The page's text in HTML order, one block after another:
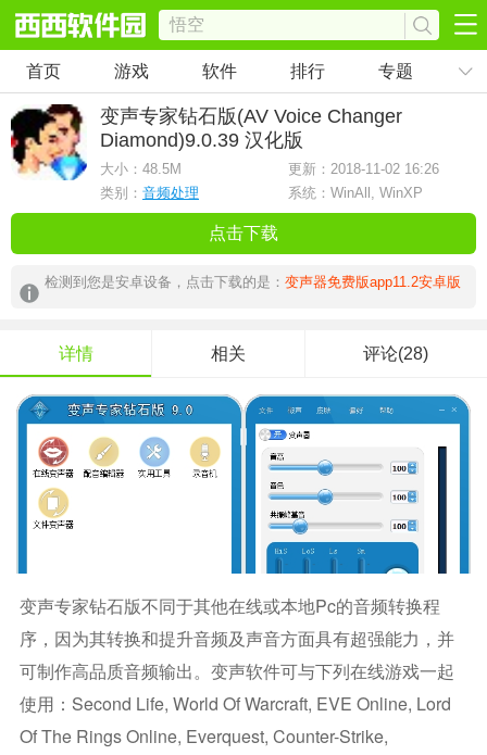
首页 游戏 软件 排行 专题
变声专家钻石版(AV Voice Changer
Diamond)9.0.39 汉化版
大小： 48.5M
更新：2018-11-02 16:26
类别： 音频处理 系统：WinAll, WinXP
点击下载
检测到您是安卓设备，点击下载的是： 变声器免费版app11.2安卓版
详情 相关 评论(28)
变声专家钻石版不同于其他在线或本地pc的音频转换程
序，因为其转换和提升音频及声音方面具有超强能力，并
可制作高品质音频输出。变声软件可与下列在线游戏一起
使用：Second Life, World Of Warcraft, EVE Online, Lord
Of The Rings Online, Everquest, Counter-Strike,